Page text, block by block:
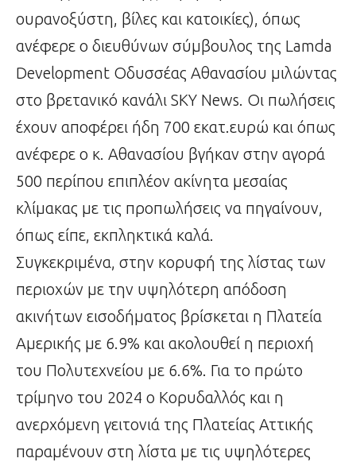
ουρανοξύστη, βίλες και κατοικίες), όπως
ανέφερε ο διευθύνων σύμβουλος της Lamda
Development Οδυσσέας Αθανασίου μιλώντας
στο βρετανικό κανάλι SKY News. Οι πωλήσεις
έχουν αποφέρει ήδη 700 εκατ.ευρώ και όπως
ανέφερε ο κ. Αθανασίου βγήκαν στην αγορά
500 περίπου επιπλέον ακίνητα μεσαίας
κλίμακας με τις προπωλήσεις να πηγαίνουν,
όπως είπε, εκπληκτικά καλά.
Συγκεκριμένα, στην κορυφή της λίστας των
περιοχών με την υψηλότερη απόδοση
ακινήτων εισοδήματος βρίσκεται η Πλατεία
Αμερικής με 6.9% και ακολουθεί η περιοχή
του Πολυτεχνείου με 6.6%. Για το πρώτο
τρίμηνο του 2024 ο Κορυδαλλός και η
ανερχόμενη γειτονιά της Πλατείας Αττικής
παραμένουν στη λίστα με τις υψηλότερες